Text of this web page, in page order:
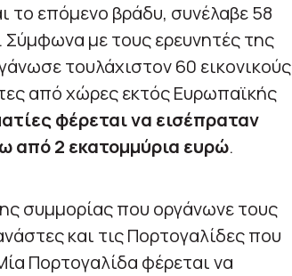
επόμενο βράδυ, συνέλαβε 58
με τους ερευνητές της
τουλάχιστον 60 εικονικούς
από χώρες εκτός Ευρωπαϊκής
φέρεται να εισέπραταν
από 2 εκατομμύρια ευρώ.
συμμορίας που οργάνωνε τους
και τις Πορτογαλίδες που
Πορτογαλίδα φέρεται να